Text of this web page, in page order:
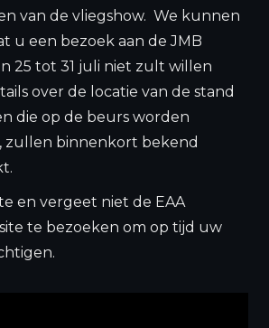
van de vliegshow. We kunnen
u een bezoek aan de JMB
25 tot 31 juli niet zult willen
over de locatie van de stand
die op de beurs worden
zullen binnenkort bekend
en vergeet niet de EAA
te bezoeken om op tijd uw